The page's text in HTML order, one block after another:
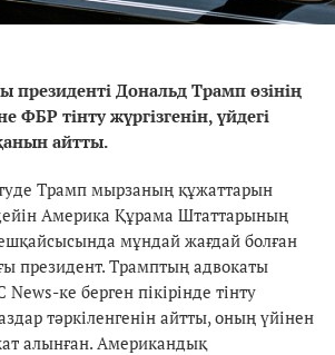
Дональд Трамп өзінің
ФБР тінту жүргізгенін, үйдегі
айтты.
Трамп мырзаның құжаттарын
Америка Құрама Штаттарының
мұндай жағдай болған
президент. Трамптың адвокаты
ке берген пікірінде тінту
тәркіленгенін айтты, оның үйінен
алынған. Американдық